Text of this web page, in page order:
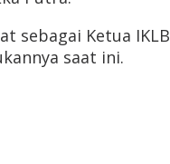
sebagai Ketua
saat ini.